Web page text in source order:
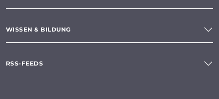
WISSEN & BILDUNG
RSS-FEEDS